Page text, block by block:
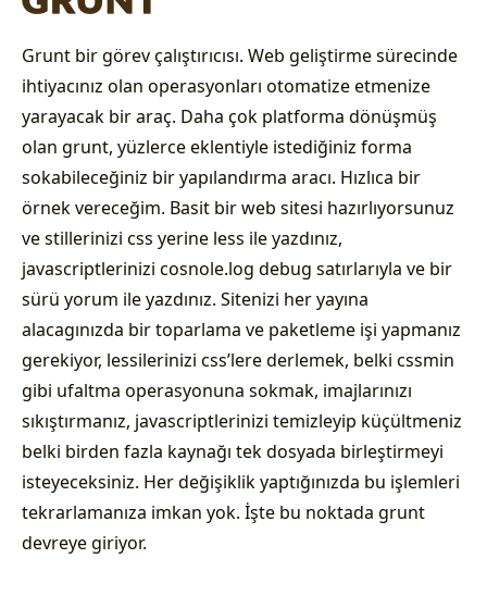
Grunt bir görev çalıştırıcısı. Web geliştirme sürecinde
ihtiyacınız olan operasyonları otomatize etmenize
yarayacak bir araç. Daha çok platforma dönüşmüş
olan grunt, yüzlerce eklentiyle istediğiniz forma
sokabileceğiniz bir yapılandırma aracı. Hızlıca bir
örnek vereceğim. Basit bir web sitesi hazırlıyorsunuz
ve stillerinizi css yerine less ile yazdınız,
javascriptlerinizi cosnole.log debug satırlarıyla ve bir
sürü yorum ile yazdınız. Sitenizi her yayına
alacagınızda bir toparlama ve paketleme işi yapmanız
gerekiyor, lessilerinizi css’lere derlemek, belki cssmin
gibi ufaltma operasyonuna sokmak, imajlarınızı
sıkıştırmanız, javascriptlerinizi temizleyip küçültmeniz
belki birden fazla kaynağı tek dosyada birleştirmeyi
isteyeceksiniz. Her değişiklik yaptığınızda bu işlemleri
tekrarlamanıza imkan yok. İşte bu noktada grunt
devreye giriyor.